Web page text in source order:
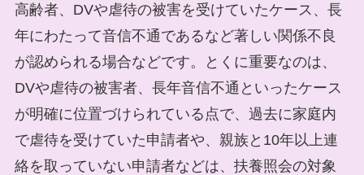
高齢者、DVや虐待の被害を受けていたケース、長
年にわたって音信不通であるなど著しい関係不良
が認められる場合などです。とくに重要なのは、
DVや虐待の被害者、長年音信不通といったケース
が明確に位置づけられている点で、過去に家庭内
で虐待を受けていた申請者や、親族と10年以上連
絡を取っていない申請者などは、扶養照会の対象